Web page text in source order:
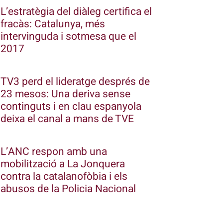
L’estratègia del diàleg certifica el
fracàs: Catalunya, més
intervinguda i sotmesa que el
2017
TV3 perd el lideratge després de
23 mesos: Una deriva sense
continguts i en clau espanyola
deixa el canal a mans de TVE
L’ANC respon amb una
mobilització a La Jonquera
contra la catalanofòbia i els
abusos de la Policia Nacional